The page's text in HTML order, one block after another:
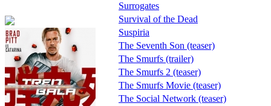
Surrogates
Survival of the Dead
Suspiria
The Seventh Son (teaser)
The Smurfs (trailer)
The Smurfs 2 (teaser)
The Smurfs Movie (teaser)
The Social Network (teaser)